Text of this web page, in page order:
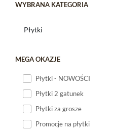
WYBRANA KATEGORIA
MEGA OKAZJE
Płytki - NOWOŚCI
Płytki 2 gatunek
Płytki za grosze
Promocje na płytki